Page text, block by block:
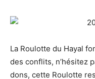
La Roulotte du Hayal
des conflits, n’hésitez
dons, cette Roulotte